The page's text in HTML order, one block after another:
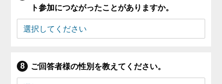
ト参加につながったことがありますか。
ご回答者様の性別を教えてください。